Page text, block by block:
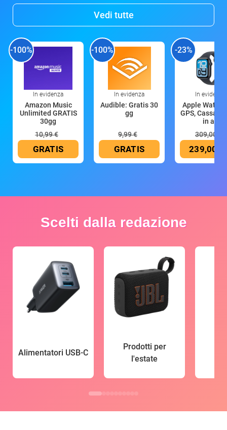
Vedi tutte
-100%
In evidenza
Amazon Music
Unlimited GRATIS
30gg
10,99 €
GRATIS
-100%
In evidenza
Audible: Gratis 30
gg
9,99 €
GRATIS
-23%
In evidenza
Apple Watch
GPS, Cassa
in all
309,00 €
239,00 €
Scelti dalla redazione
Alimentatori USB-C
Prodotti per
l'estate